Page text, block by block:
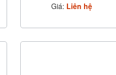
Giá: Liên hệ